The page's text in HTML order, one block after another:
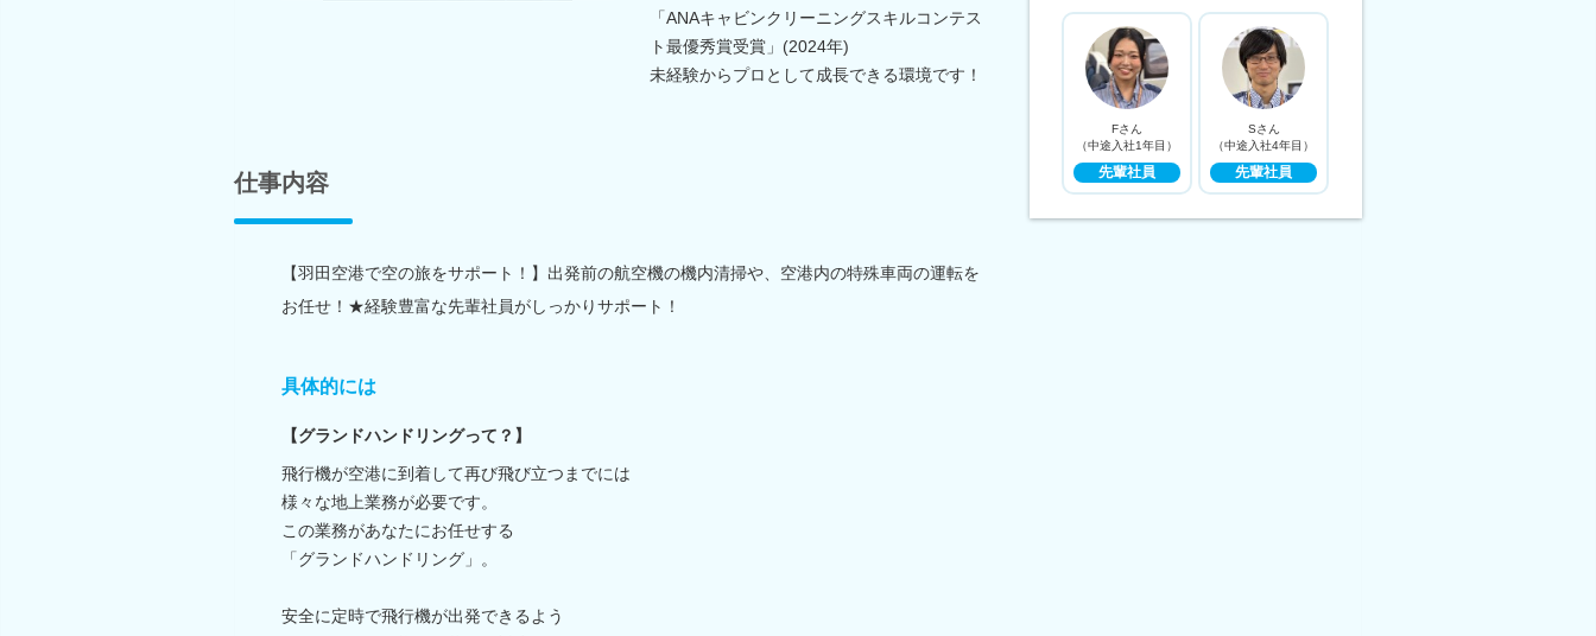
「ANAキャビンクリーニングスキルコンテス
ト最優秀賞受賞」(2024年)
未経験からプロとして成長できる環境です！
仕事内容
【羽田空港で空の旅をサポート！】出発前の航空機の機内清掃や、空港内の特殊車両の運転を
お任せ！★経験豊富な先輩社員がしっかりサポート！
具体的には
【グランドハンドリングって？】
飛行機が空港に到着して再び飛び立つまでには
様々な地上業務が必要です。
この業務があなたにお任せする
「グランドハンドリング」。
安全に定時で飛行機が出発できるよう
Fさん
（中途入社1年目）
先輩社員
Sさん
（中途入社4年目）
先輩社員